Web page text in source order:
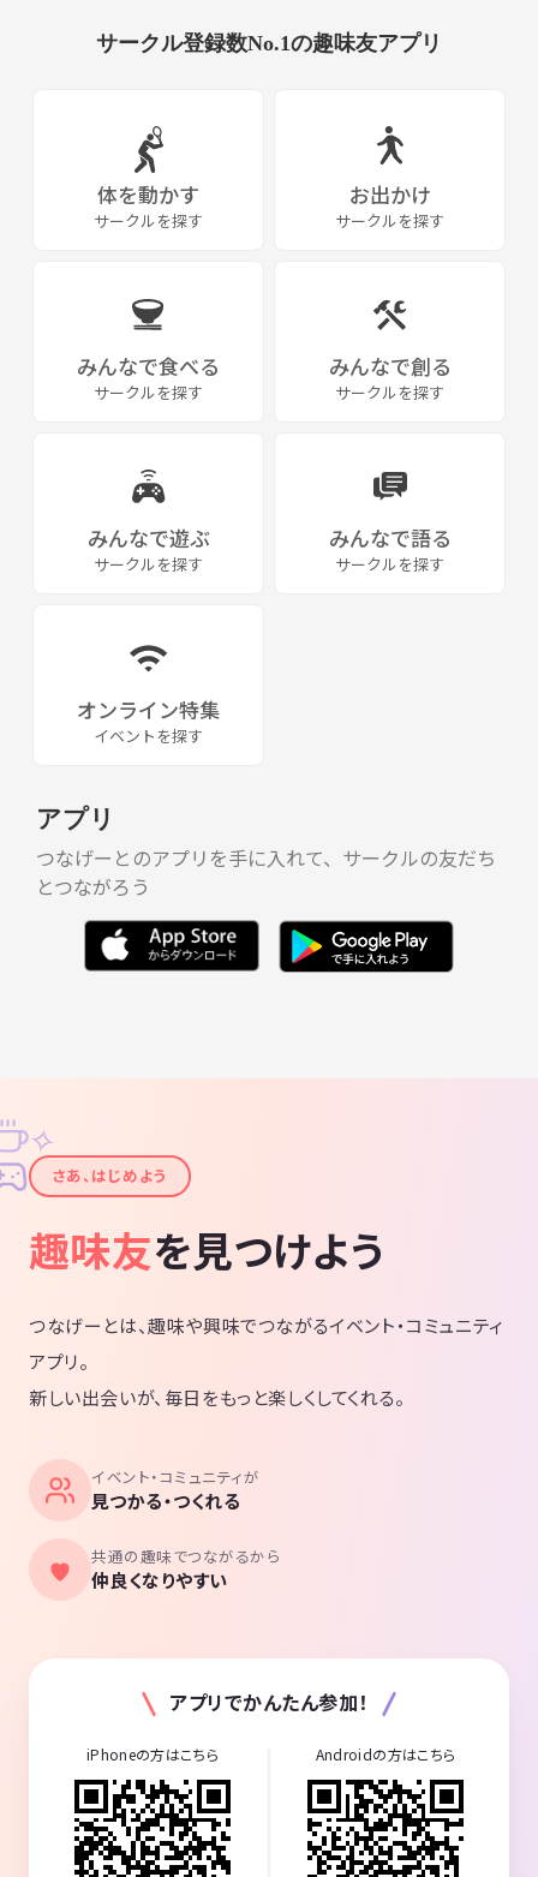
サークル登録数No.1の趣味友アプリ
体を動かす
サークルを探す
お出かけ
サークルを探す
みんなで食べる
サークルを探す
みんなで創る
サークルを探す
みんなで遊ぶ
サークルを探す
みんなで語る
サークルを探す
オンライン特集
イベントを探す
アプリ
つなげーとのアプリを手に入れて、サークルの友だち
とつながろう
✦
✧
さあ、はじめよう
趣味友を見つけよう
つなげーとは、趣味や興味でつながるイベント・コミュニティ
アプリ。
新しい出会いが、毎日をもっと楽しくしてくれる。
イベント・コミュニティが
見つかる・つくれる
共通の趣味でつながるから
仲良くなりやすい
アプリでかんたん参加！
iPhoneの方はこちら Androidの方はこちら